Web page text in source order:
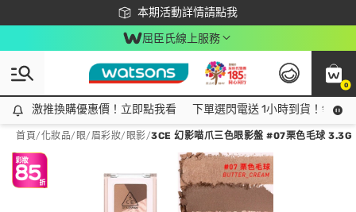
本期活動詳情請點我
下載app最高回饋$350
屈臣氏線上服務
0
激推換購優惠價！立即點我看
激推換購優惠價！立即點我看 下單選閃電送 1小時到貨！領神
首頁/化妝品/ 眼/眉彩妝/ 眼影/3CE 幻影喵爪三色眼影盤 #07栗色毛球 3.3G